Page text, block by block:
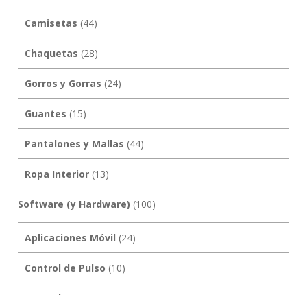
Camisetas (44)
Chaquetas (28)
Gorros y Gorras (24)
Guantes (15)
Pantalones y Mallas (44)
Ropa Interior(13)
Software (y Hardware) (100)
Aplicaciones Móvil (24)
Control de Pulso (10)